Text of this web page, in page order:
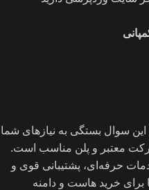
سوال بستگی به نیازهای شما
معتبر و پلن مناسب است.
حرفه‌ای، پشتیبانی قوی و
برای خرید هاست و دامنه